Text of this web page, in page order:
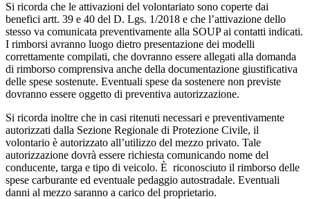
Si ricorda che le attivazioni del volontariato sono coperte dai
benefici artt. 39 e 40 del D. Lgs. 1/2018 e che l’attivazione dello
stesso va comunicata preventivamente alla SOUP ai contatti indicati.
I rimborsi avranno luogo dietro presentazione dei modelli
correttamente compilati, che dovranno essere allegati alla domanda
di rimborso comprensiva anche della documentazione giustificativa
delle spese sostenute. Eventuali spese da sostenere non previste
dovranno essere oggetto di preventiva autorizzazione.
Si ricorda inoltre che in casi ritenuti necessari e preventivamente
autorizzati dalla Sezione Regionale di Protezione Civile, il
volontario è autorizzato all’utilizzo del mezzo privato. Tale
autorizzazione dovrà essere richiesta comunicando nome del
conducente, targa e tipo di veicolo. È riconosciuto il rimborso delle
spese carburante ed eventuale pedaggio autostradale. Eventuali
danni al mezzo saranno a carico del proprietario.